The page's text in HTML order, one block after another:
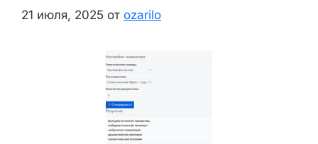
21 июля, 2025 от ozarilo